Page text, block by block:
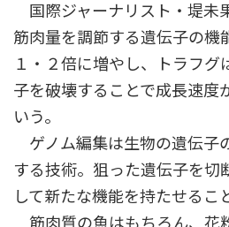
国際ジャーナリスト・堤未
筋肉量を調節する遺伝子の機
１・２倍に増やし、トラフグ
子を破壊することで成長速度
いう。
ゲノム編集は生物の遺伝子
する技術。狙った遺伝子を切
して新たな機能を持たせるこ
筋肉質の魚はもちろん、花